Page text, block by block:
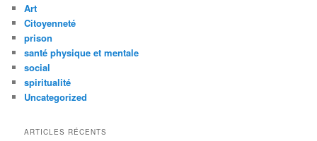
r
c
h
e
Art
Citoyenneté
prison
santé physique et mentale
social
spiritualité
Uncategorized
ARTICLES RÉCENTS